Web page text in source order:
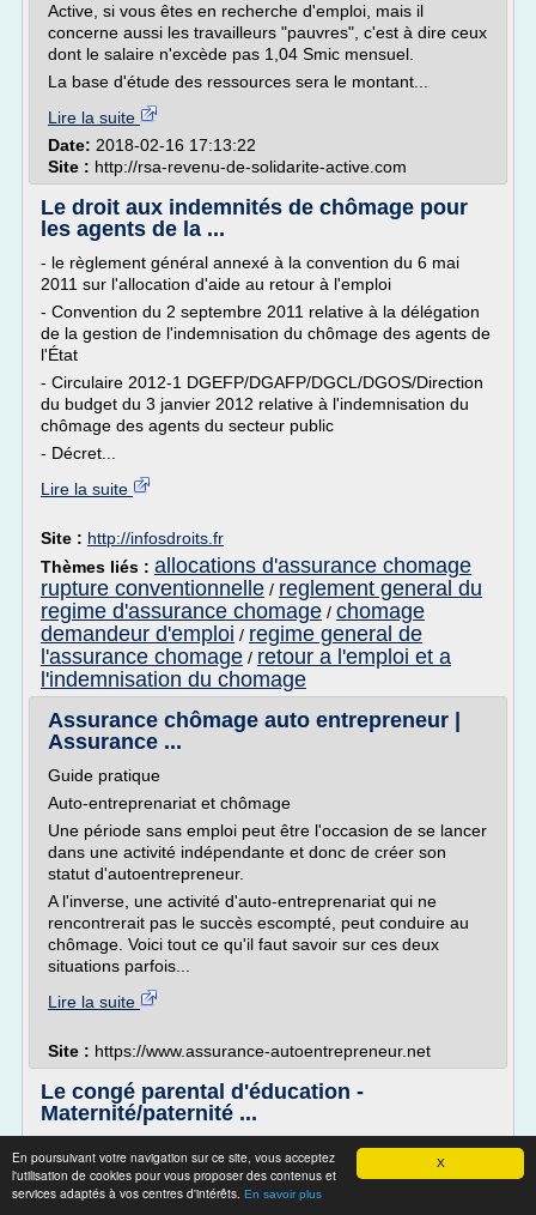
X
En poursuivant votre navigation sur ce site, vous acceptez
l'utilisation de cookies pour vous proposer des contenus et
services adaptés à vos centres d'intérêts. En savoir plus
Active, si vous êtes en recherche d'emploi, mais il
concerne aussi les travailleurs "pauvres", c'est à dire ceux
dont le salaire n'excède pas 1,04 Smic mensuel.
La base d'étude des ressources sera le montant...
Lire la suite
Date: 2018-02-16 17:13:22
Site : http://rsa-revenu-de-solidarite-active.com
Le droit aux indemnités de chômage pour
les agents de la ...
- le règlement général annexé à la convention du 6 mai
2011 sur l'allocation d'aide au retour à l'emploi
- Convention du 2 septembre 2011 relative à la délégation
de la gestion de l'indemnisation du chômage des agents de
l'État
- Circulaire 2012-1 DGEFP/DGAFP/DGCL/DGOS/Direction
du budget du 3 janvier 2012 relative à l'indemnisation du
chômage des agents du secteur public
- Décret...
Lire la suite
Site : http://infosdroits.fr
Thèmes liés : allocations d'assurance chomage
rupture conventionnelle / reglement general du
regime d'assurance chomage / chomage
demandeur d'emploi / regime general de
l'assurance chomage / retour a l'emploi et a
l'indemnisation du chomage
Assurance chômage auto entrepreneur |
Assurance ...
Guide pratique
Auto-entreprenariat et chômage
Une période sans emploi peut être l'occasion de se lancer
dans une activité indépendante et donc de créer son
statut d'autoentrepreneur.
A l'inverse, une activité d'auto-entreprenariat qui ne
rencontrerait pas le succès escompté, peut conduire au
chômage. Voici tout ce qu'il faut savoir sur ces deux
situations parfois...
Lire la suite
Site : https://www.assurance-autoentrepreneur.net
Le congé parental d'éducation -
Maternité/paternité ...
de la Formation professionnelle et du Dialogue social
Code du travail Congés et absences Durée du travail